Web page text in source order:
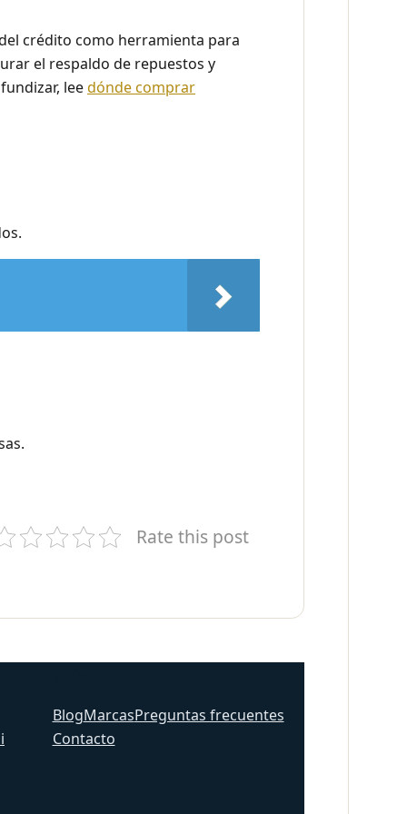
crédito como herramienta para
el respaldo de repuestos y
leedónde comprar
Rate this post
BlogMarcasPreguntas frecuentes
Contacto